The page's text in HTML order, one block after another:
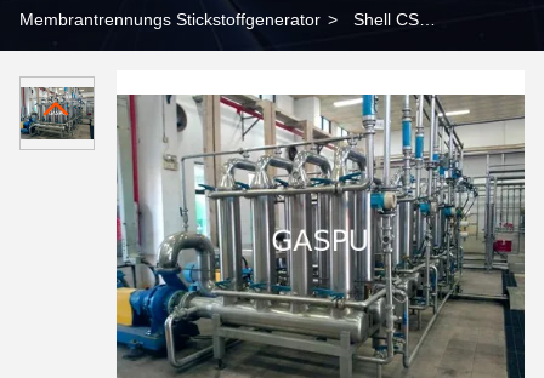
Membrantrennungs Stickstoffgenerator > Shell CS
1000 Gastrenntechnologie für die kontinuierliche
Stickstoffversorgung